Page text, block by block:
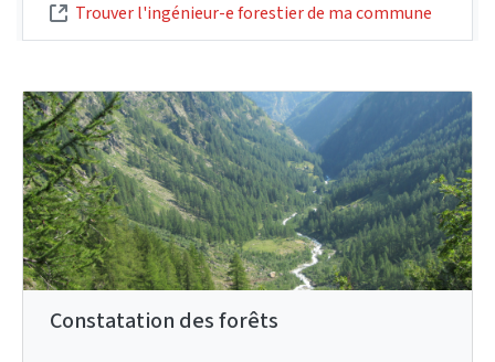
Trouver l'ingénieur-e forestier de ma commune
Constatation des forêts